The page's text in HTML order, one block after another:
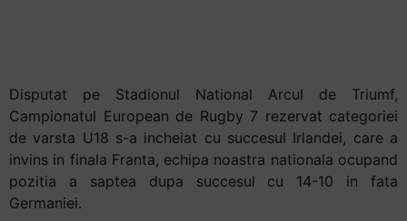
This
shortcut
activates
the
screen
reader
Disputat pe Stadionul National Arcul de Triumf,
Campionatul European de Rugby 7 rezervat categoriei
de varsta U18 s-a incheiat cu succesul Irlandei, care a
invins in finala Franta, echipa noastra nationala ocupand
pozitia a saptea dupa succesul cu 14-10 in fata
Germaniei.